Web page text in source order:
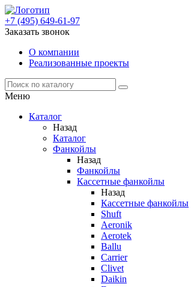
+7 (495) 649-61-97
Заказать звонок
О компании
Реализованные проекты
Меню
Каталог
Назад
Каталог
Фанкойлы
Назад
Фанкойлы
Кассетные фанкойлы
Назад
Кассетные фанкойлы
Shuft
Aeronik
Aerotek
Ballu
Carrier
Clivet
Daikin